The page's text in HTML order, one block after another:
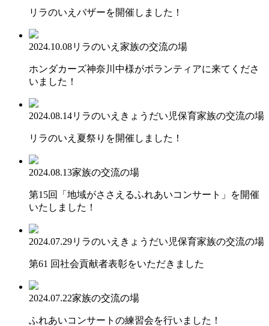
リラのいえバザーを開催しました！
2024.10.08リラのいえ 家族の交流の場
ホンダカーズ神奈川中様がボランティアに来てくださ
いました！
2024.08.14リラのいえ きょうだい児保育家族の交流の場
リラのいえ夏祭りを開催しました！
2024.08.13家族の交流の場
第15回「地域がささえるふれあいコンサート」を開催
いたしました！
2024.07.29リラのいえ きょうだい児保育家族の交流の場
第61 回社会貢献者表彰をいただきました
2024.07.22家族の交流の場
ふれあいコンサートの練習会を行いました！